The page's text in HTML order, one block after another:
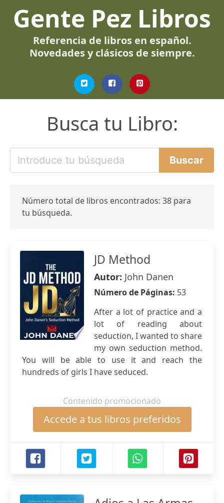
Gente Pez Libros
Referencia de libros en español.
Novedades y clásicos de siempre.
Busca tu Libro:
Número total de libros encontrados: 38 para
tu búsqueda.
JD Method
Autor: John Danen
Número de Páginas: 53
After a lot of practice and a
lot of reading about
seduction, I wanted to share
my own seduction method.
You will be able to use it and reach the
hundreds of girls I have seduced.
Contenido promocionado
Accede a tus libros preferidos